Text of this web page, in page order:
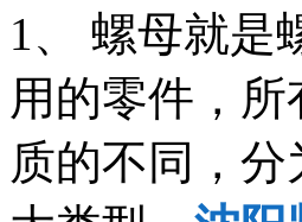
1、 螺母就是
用的零件，
质的不同，